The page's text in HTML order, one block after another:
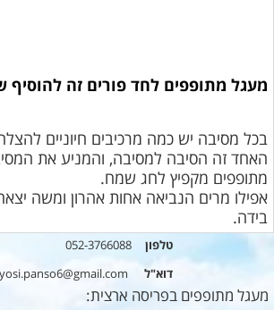
מעגל מתופפים לחד פורים זה
בכל מסיבה יש כמה מרכיבים חיוניים
האחד זה הסיבה למסיבה, והמניע את
מתופפים מקפיץ לחג שמח.
אפילו מרים הנביאה אחות אהרון ומשה
בידה.
טלפון 052-3766088
דוא"ל
מעגל מתופפים בפריסה ארצית: